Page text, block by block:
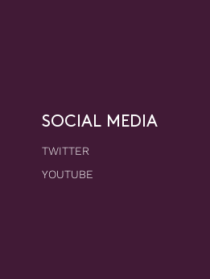
SOCIAL MEDIA
TWITTER
YOUTUBE